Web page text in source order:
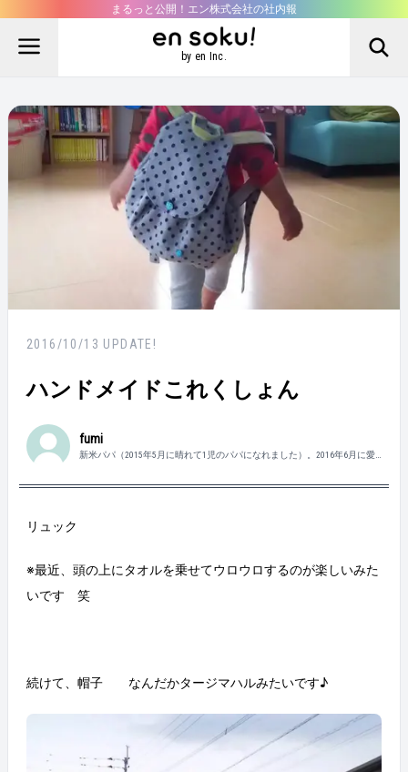
まるっと公開！エン株式会社の社内報
by en Inc.
2016/10/13 UPDATE!
ハンドメイドこれくしょん
fumi
新米パパ（2015年5月に晴れて1児のパパになれました）。2016年6月に愛
リュック
※最近、頭の上にタオルを乗せてウロウロするのが楽しいみた
いです 笑
続けて、帽子 なんだかタージマハルみたいです♪